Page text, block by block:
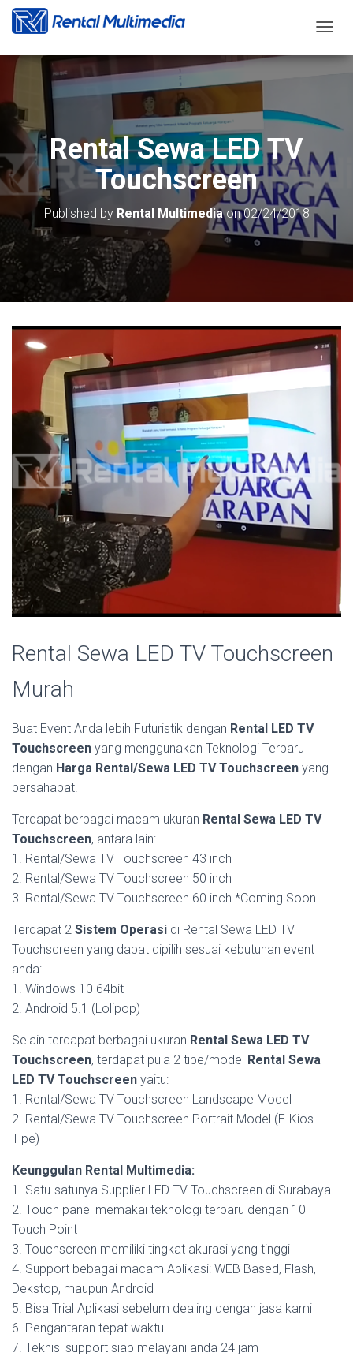
O
N
V
I
G
A
T
I
N
Rental Sewa LED TV
Touchscreen
Published by Rental Multimediaon02/24/2018
Rental Sewa LED TV Touchscreen
Murah
Buat Event Anda lebih Futuristik dengan Rental LED TV
Touchscreen yang menggunakan Teknologi Terbaru
dengan Harga Rental/Sewa LED TV Touchscreen yang
bersahabat.
Terdapat berbagai macam ukuran Rental Sewa LED TV
Touchscreen, antara lain:
1. Rental/Sewa TV Touchscreen 43 inch
2. Rental/Sewa TV Touchscreen 50 inch
3. Rental/Sewa TV Touchscreen 60 inch *Coming Soon
Terdapat 2 Sistem Operasi di Rental Sewa LED TV
Touchscreen yang dapat dipilih sesuai kebutuhan event
anda:
1. Windows 10 64bit
2. Android 5.1 (Lolipop)
Selain terdapat berbagai ukuran Rental Sewa LED TV
Touchscreen, terdapat pula 2 tipe/model Rental Sewa
LED TV Touchscreen yaitu:
1. Rental/Sewa TV Touchscreen Landscape Model
2. Rental/Sewa TV Touchscreen Portrait Model (E-Kios
Tipe)
Keunggulan Rental Multimedia:
1. Satu-satunya Supplier LED TV Touchscreen di Surabaya
2. Touch panel memakai teknologi terbaru dengan 10
Touch Point
3. Touchscreen memiliki tingkat akurasi yang tinggi
4. Support bebagai macam Aplikasi: WEB Based, Flash,
Dekstop, maupun Android
5. Bisa Trial Aplikasi sebelum dealing dengan jasa kami
6. Pengantaran tepat waktu
7. Teknisi support siap melayani anda 24 jam